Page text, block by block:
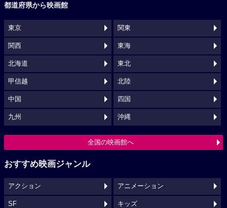
都道府県から映画館
東京 関東
関西 東海
北海道 東北
甲信越 北陸
中国 四国
九州 沖縄
全国の映画館へ
おすすめ映画ジャンル
アクション アニメーション
SF キッズ